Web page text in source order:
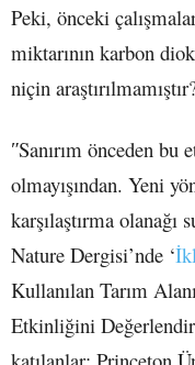
Peki, önceki
miktarının karbon
niçin
ʺSanırım önceden
olmayışından. Yeni
karşılaştırma olanağı
Nature Dergisi’nde ‘
Kullanılan Tarım
Etkinliğini